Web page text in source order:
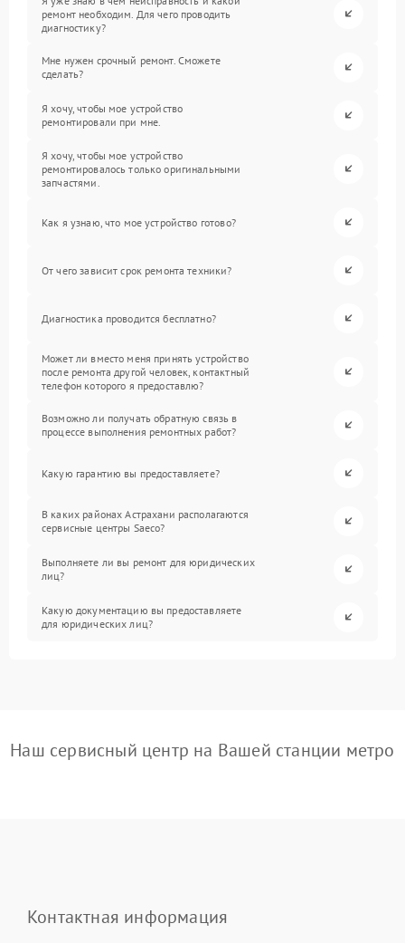
ремонт необходим. Для чего проводить
диагностику?
Мне нужен срочный ремонт. Сможете
сделать?
Я хочу, чтобы мое устройство
ремонтировали при мне.
Я хочу, чтобы мое устройство
ремонтировалось только оригинальными
запчастями.
Как я узнаю, что мое устройство готово?
От чего зависит срок ремонта техники?
Диагностика проводится бесплатно?
Может ли вместо меня принять устройство
после ремонта другой человек, контактный
телефон которого я предоставлю?
Возможно ли получать обратную связь в
процессе выполнения ремонтных работ?
Какую гарантию вы предоставляете?
В каких районах Астрахани располагаются
сервисные центры Saeco?
Выполняете ли вы ремонт для юридических
лиц?
Какую документацию вы предоставляете
для юридических лиц?
Наш сервисный центр на Вашей станции метро
Контактная информация